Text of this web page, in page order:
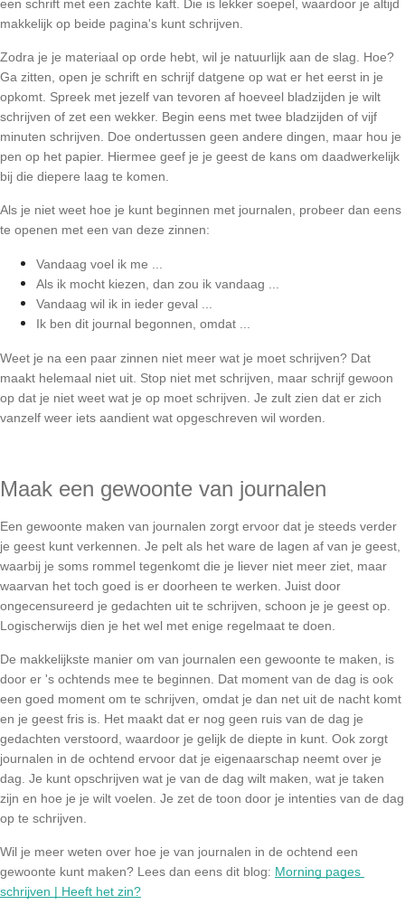
een schrift met een zachte kaft. Die is lekker soepel, waardoor je altijd
makkelijk op beide pagina's kunt schrijven.
Zodra je je materiaal op orde hebt, wil je natuurlijk aan de slag. Hoe?
Ga zitten, open je schrift en schrijf datgene op wat er het eerst in je
opkomt. Spreek met jezelf van tevoren af hoeveel bladzijden je wilt
schrijven of zet een wekker. Begin eens met twee bladzijden of vijf
minuten schrijven. Doe ondertussen geen andere dingen, maar hou je
pen op het papier. Hiermee geef je je geest de kans om daadwerkelijk
bij die diepere laag te komen.
Als je niet weet hoe je kunt beginnen met journalen, probeer dan eens
te openen met een van deze zinnen:
Vandaag voel ik me ...
Als ik mocht kiezen, dan zou ik vandaag ...
Vandaag wil ik in ieder geval ...
Ik ben dit journal begonnen, omdat ...
Weet je na een paar zinnen niet meer wat je moet schrijven? Dat
maakt helemaal niet uit. Stop niet met schrijven, maar schrijf gewoon
op dat je niet weet wat je op moet schrijven. Je zult zien dat er zich
vanzelf weer iets aandient wat opgeschreven wil worden.
Maak een gewoonte van journalen
Een gewoonte maken van journalen zorgt ervoor dat je steeds verder
je geest kunt verkennen. Je pelt als het ware de lagen af van je geest,
waarbij je soms rommel tegenkomt die je liever niet meer ziet, maar
waarvan het toch goed is er doorheen te werken. Juist door
ongecensureerd je gedachten uit te schrijven, schoon je je geest op.
Logischerwijs dien je het wel met enige regelmaat te doen.
De makkelijkste manier om van journalen een gewoonte te maken, is
door er 's ochtends mee te beginnen. Dat moment van de dag is ook
een goed moment om te schrijven, omdat je dan net uit de nacht komt
en je geest fris is. Het maakt dat er nog geen ruis van de dag je
gedachten verstoord, waardoor je gelijk de diepte in kunt. Ook zorgt
journalen in de ochtend ervoor dat je eigenaarschap neemt over je
dag. Je kunt opschrijven wat je van de dag wilt maken, wat je taken
zijn en hoe je je wilt voelen. Je zet de toon door je intenties van de dag
op te schrijven.
Wil je meer weten over hoe je van journalen in de ochtend een
gewoonte kunt maken? Lees dan eens dit blog: Morning pages
schrijven | Heeft het zin?